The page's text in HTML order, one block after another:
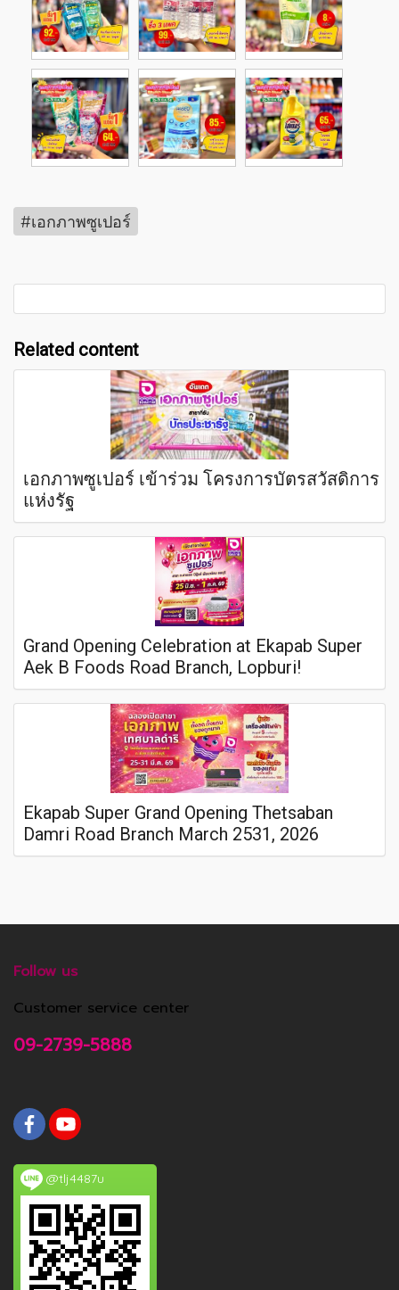
#เอกภาพซูเปอร์
Related content
เอกภาพซูเปอร์ เข้าร่วม โครงการบัตรสวัสดิการ
แห่งรัฐ
Grand Opening Celebration at Ekapab Super
Aek B Foods Road Branch, Lopburi!
Ekapab Super Grand Opening Thetsaban
Damri Road Branch March 2531, 2026
Follow us
Customer service center
09-2739-5888
@tlj4487u